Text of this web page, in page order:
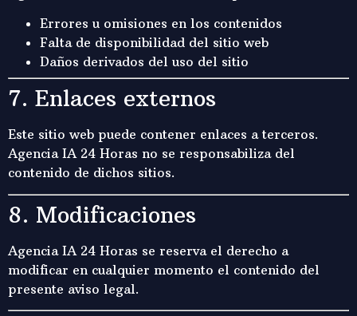
Errores u omisiones en los contenidos
Falta de disponibilidad del sitio web
Daños derivados del uso del sitio
7. Enlaces externos
Este sitio web puede contener enlaces a terceros.
Agencia IA 24 Horas no se responsabiliza del
contenido de dichos sitios.
8. Modificaciones
Agencia IA 24 Horas se reserva el derecho a
modificar en cualquier momento el contenido del
presente aviso legal.